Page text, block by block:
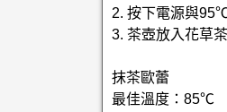
2. 按下電源與
3. 茶壺放入花草
抹茶歐蕾
最佳溫度：85℃